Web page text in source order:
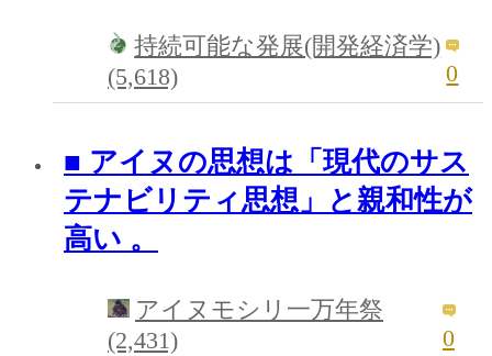
持続可能な発展(開発経済学)
(5,618)
0
■ アイヌの思想は「現代のサス
テナビリティ思想」と親和性が
高い 。
アイヌモシリ一万年祭
(2,431)
0